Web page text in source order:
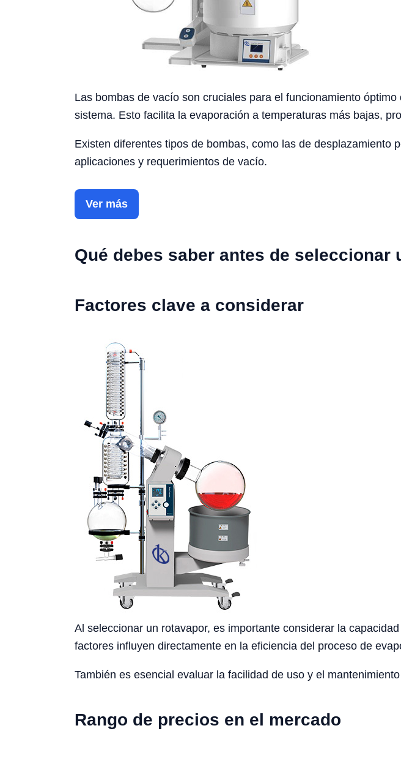
Las bombas de vacío son cruciales para el funcionamiento
sistema. Esto facilita la evaporación a temperaturas más bajas,
Existen diferentes tipos de bombas, como las de
aplicaciones y requerimientos de vacío.
Ver más
Qué debes saber antes de
Factores clave a considerar
Al seleccionar un rotavapor, es importante considerar la
factores influyen directamente en la eficiencia del proceso de
También es esencial evaluar la facilidad de uso y el
Rango de precios en el mercado